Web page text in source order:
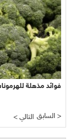
فوائد مذهلة
< التالي السابق >